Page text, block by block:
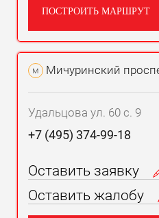
ПОСТРОИТЬ МАРШРУТ
м Мичуринский
Удальцова ул. 60 с. 9
+7 (495) 374-99-18
Оставить заявку
Оставить жалобу